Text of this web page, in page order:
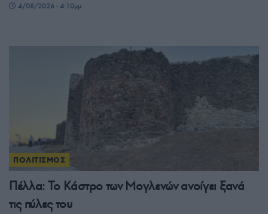
4/08/2026 - 4:10μμ
ΠΟΛΙΤΙΣΜΟΣ
Πέλλα: Το Κάστρο των Μογλενών ανοίγει ξανά
τις πύλες του